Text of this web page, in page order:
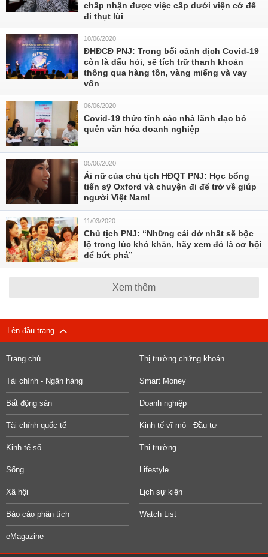
chấp nhận được việc cấp dưới viện cớ để
đi thụt lùi
10/06/2020
ĐHĐCĐ PNJ: Trong bối cảnh dịch Covid-19
còn là dấu hỏi, sẽ tích trữ thanh khoản
thông qua hàng tồn, vàng miếng và vay
vốn
06/06/2020
Covid-19 thức tỉnh các nhà lãnh đạo bỏ
quên văn hóa doanh nghiệp
05/06/2020
Ái nữ của chủ tịch HĐQT PNJ: Học bổng
tiến sỹ Oxford và chuyện đi để trở về giúp
người Việt Nam!
11/03/2020
Chủ tịch PNJ: “Những cái dở nhất sẽ bộc
lộ trong lúc khó khăn, hãy xem đó là cơ hội
để bứt phá”
Xem thêm
Lên đầu trang
Trang chủ Thị trường chứng khoán
Tài chính - Ngân hàng Smart Money
Bất động sản Doanh nghiệp
Tài chính quốc tế Kinh tế vĩ mô - Đầu tư
Kinh tế số Thị trường
Sống Lifestyle
Xã hội Lịch sự kiện
Báo cáo phân tích Watch List
eMagazine